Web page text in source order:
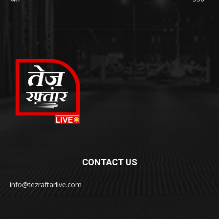
CONTACT US
info@tezraftarlive.com